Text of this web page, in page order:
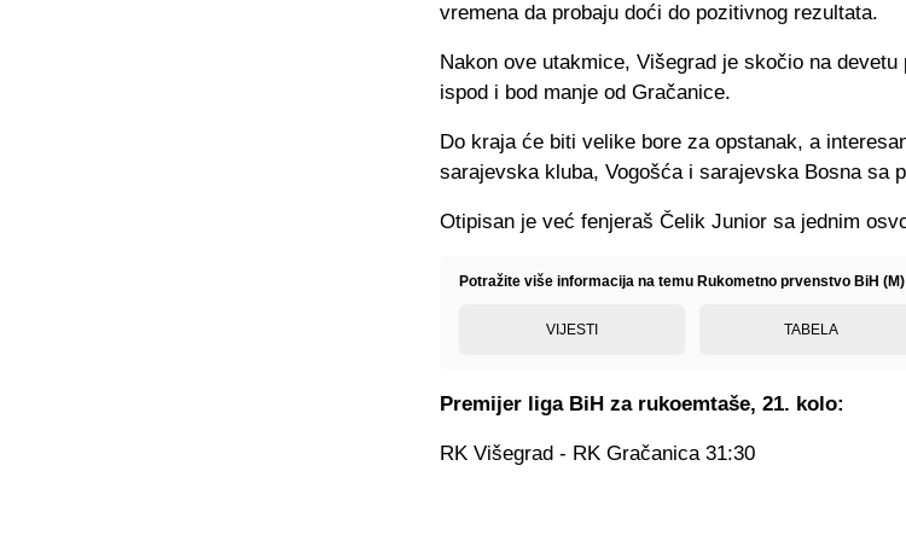
vremena da probaju doći do pozitivnog rezultata.
Nakon ove utakmice, Višegrad je skočio na
ispod i bod manje od Gračanice.
Do kraja će biti velike bore za opstanak, a
sarajevska kluba, Vogošća i sarajevska Bosna sa
Otipisan je već fenjeraš Čelik Junior sa jednim
Potražite više informacija na temu Rukometno prvenstvo BiH
VIJESTI TABELA
Premijer liga BiH za rukoemtaše, 21. kolo:
RK Višegrad - RK Gračanica 31:30